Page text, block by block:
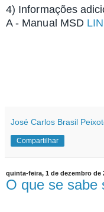
4) Informações
A - Manual MSD
José Carlos Brasil
Compartilhar
quinta-feira, 1 de dezembro de
O que se sabe